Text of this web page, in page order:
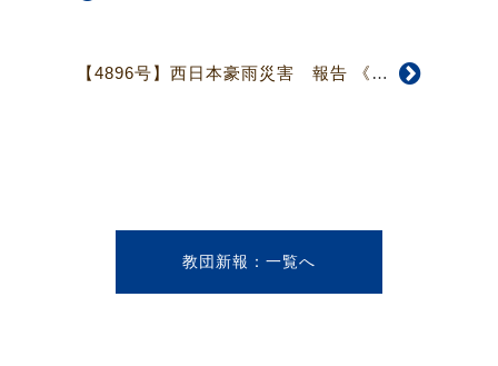
【4896号】西日本豪雨災害 報告 《広島県呉地区、岡山県西平島地区・真備地区》 豪雨から半年を経て各地区の支援
教団新報